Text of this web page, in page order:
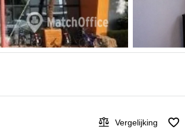
Vergelijking